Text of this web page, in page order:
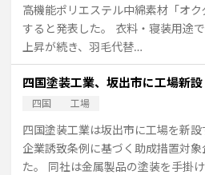
高機能ポリエステル中綿素材「オ
すると発表した。 衣料・寝装用途
上昇が続き、羽毛代替…
四国塗装工業、坂出市に工場新設
四国 工場
四国塗装工業は坂出市に工場を新設
企業誘致条例に基づく助成措置対
た。 同社は金属製品の塗装を手掛